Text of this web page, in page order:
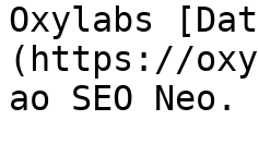
Oxylabs
(https://
ao SEO Neo.